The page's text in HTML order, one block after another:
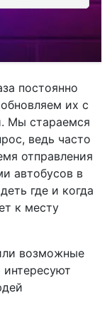
постоянно
их с
Мы стараемся
ведь часто
отправления
автобусов в
где и когда
к месту
возможные